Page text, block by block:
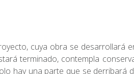
cuya obra se desarrollará
terminado, contempla
hay una parte que se derribará